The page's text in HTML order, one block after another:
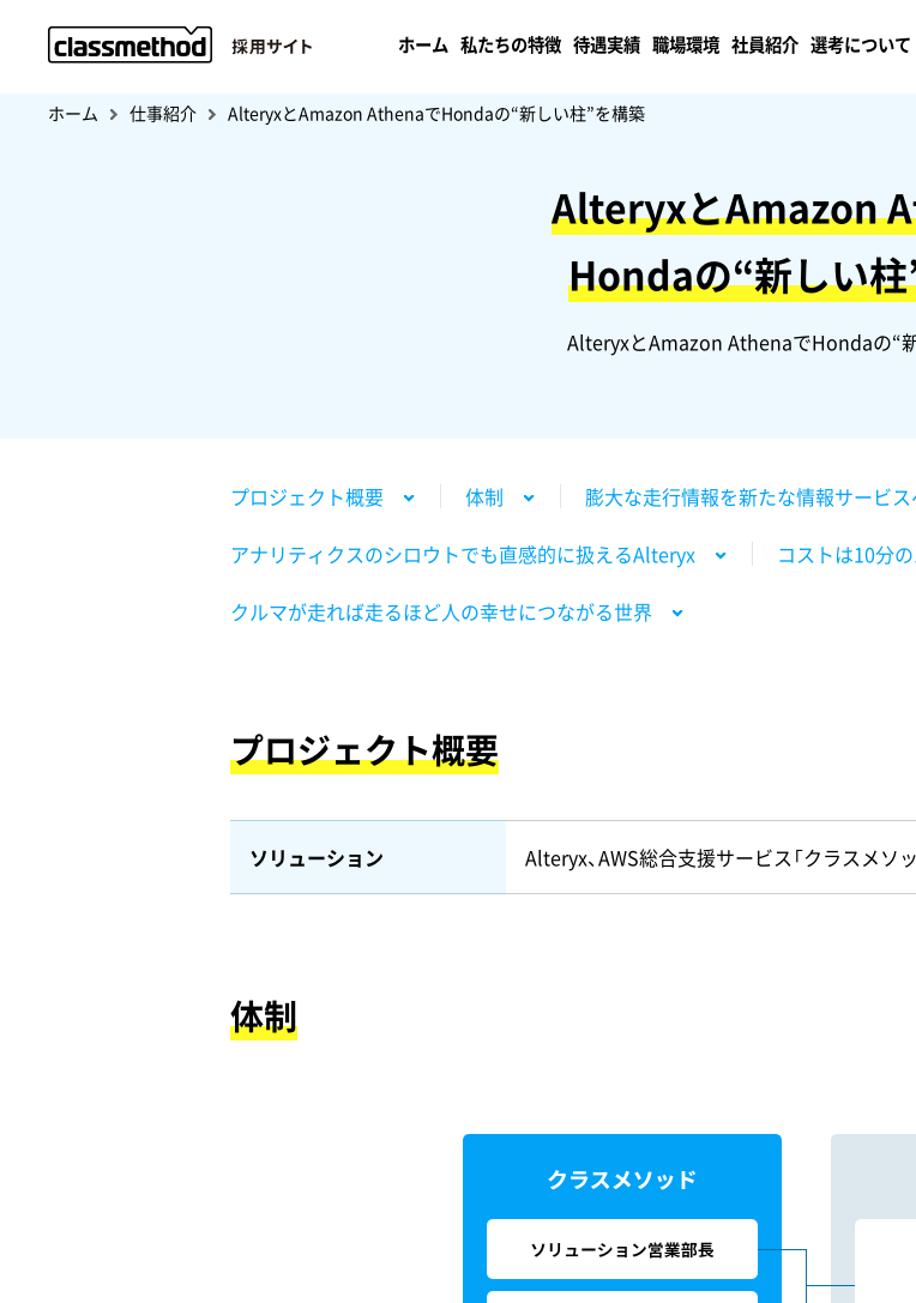
ホーム 私たちの特徴 待遇実績 職場環境 社員紹介 選考について
ホーム 仕事紹介 AlteryxとAmazon AthenaでHondaの“新しい柱”を構築
AlteryxとAmazon
Hondaの“新しい
AlteryxとAmazon AthenaでHondaの“
プロジェクト概要 体制
膨大な走行情報を新たな情報サービ
アナリティクスのシロウトでも直感的に扱えるAlteryx
コストは10分
クルマが走れば走るほど人の幸せにつながる世界
プロジェクト概要
ソリューション Alteryx、AWS総合支援サービス「クラスメソ
体制